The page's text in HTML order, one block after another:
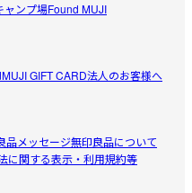
ャンプ場Found MUJI
MUJI GIFT CARD法人のお客様へ
品メッセージ無印良品について
に関する表示・利用規約等